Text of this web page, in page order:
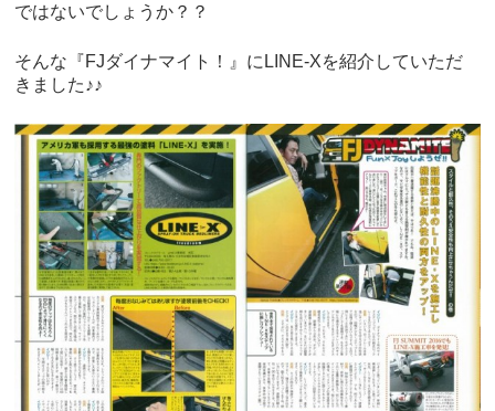
ではないでしょうか？？
そんな『FJダイナマイト！』にLINE-Xを紹介していただ
きました♪♪